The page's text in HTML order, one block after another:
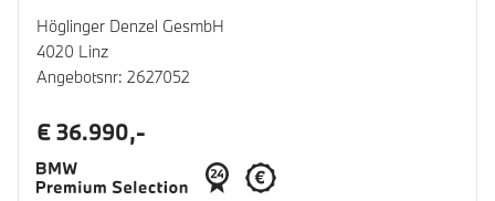
Höglinger Denzel GesmbH
4020 Linz
Angebotsnr: 2627052
€ 36.990,-